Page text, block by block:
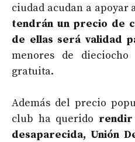
ciudad acudan a apoyar
tendrán un precio de
de ellas será validad
menores de
gratuita.
Además del precio
club ha querido rendir
desaparecida, Unión